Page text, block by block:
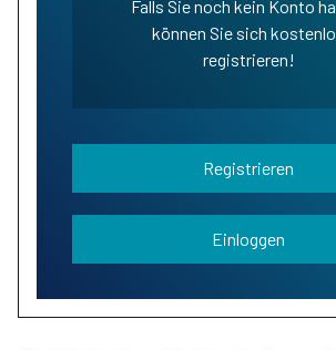
Falls Sie noch kein Konto
können Sie sich
registrieren!
Registrieren
Einloggen